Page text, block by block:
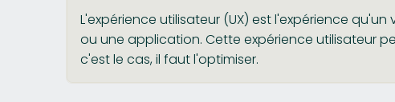
L'expérience utilisateur (UX) est l'expérience
ou une application. Cette expérience utilisateur
c'est le cas, il faut l'optimiser.